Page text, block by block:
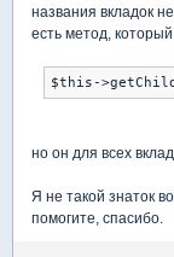
названия вкладок
есть метод,
но он для всех
Я не такой знаток
помогите, спасибо.